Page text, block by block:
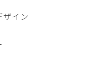
ザイン